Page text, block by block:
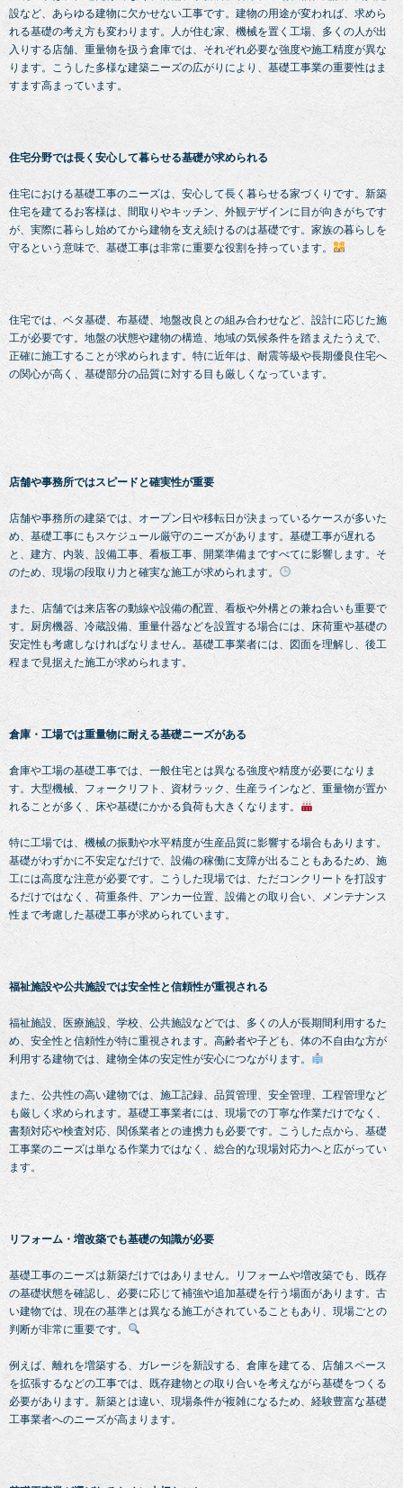
設など、あらゆる建物に欠かせない工事です。建物の用途が変われば、求めら
れる基礎の考え方も変わります。人が住む家、機械を置く工場、多くの人が出
入りする店舗、重量物を扱う倉庫では、それぞれ必要な強度や施工精度が異な
ります。こうした多様な建築ニーズの広がりにより、基礎工事業の重要性はま
すます高まっています。
住宅分野では長く安心して暮らせる基礎が求められる
住宅における基礎工事のニーズは、安心して長く暮らせる家づくりです。新築
住宅を建てるお客様は、間取りやキッチン、外観デザインに目が向きがちです
が、実際に暮らし始めてから建物を支え続けるのは基礎です。家族の暮らしを
守るという意味で、基礎工事は非常に重要な役割を持っています。
住宅では、ベタ基礎、布基礎、地盤改良との組み合わせなど、設計に応じた施
工が必要です。地盤の状態や建物の構造、地域の気候条件を踏まえたうえで、
正確に施工することが求められます。特に近年は、耐震等級や長期優良住宅へ
の関心が高く、基礎部分の品質に対する目も厳しくなっています。
店舗や事務所ではスピードと確実性が重要
店舗や事務所の建築では、オープン日や移転日が決まっているケースが多いた
め、基礎工事にもスケジュール厳守のニーズがあります。基礎工事が遅れる
と、建方、内装、設備工事、看板工事、開業準備まですべてに影響します。そ
のため、現場の段取り力と確実な施工が求められます。
また、店舗では来店客の動線や設備の配置、看板や外構との兼ね合いも重要で
す。厨房機器、冷蔵設備、重量什器などを設置する場合には、床荷重や基礎の
安定性も考慮しなければなりません。基礎工事業者には、図面を理解し、後工
程まで見据えた施工が求められます。
倉庫・工場では重量物に耐える基礎ニーズがある
倉庫や工場の基礎工事では、一般住宅とは異なる強度や精度が必要になりま
す。大型機械、フォークリフト、資材ラック、生産ラインなど、重量物が置か
れることが多く、床や基礎にかかる負荷も大きくなります。
特に工場では、機械の振動や水平精度が生産品質に影響する場合もあります。
基礎がわずかに不安定なだけで、設備の稼働に支障が出ることもあるため、施
工には高度な注意が必要です。こうした現場では、ただコンクリートを打設す
るだけではなく、荷重条件、アンカー位置、設備との取り合い、メンテナンス
性まで考慮した基礎工事が求められています。
福祉施設や公共施設では安全性と信頼性が重視される
福祉施設、医療施設、学校、公共施設などでは、多くの人が長期間利用するた
め、安全性と信頼性が特に重視されます。高齢者や子ども、体の不自由な方が
利用する建物では、建物全体の安定性が安心につながります。
また、公共性の高い建物では、施工記録、品質管理、安全管理、工程管理など
も厳しく求められます。基礎工事業者には、現場での丁寧な作業だけでなく、
書類対応や検査対応、関係業者との連携力も必要です。こうした点から、基礎
工事業のニーズは単なる作業力ではなく、総合的な現場対応力へと広がってい
ます。
リフォーム・増改築でも基礎の知識が必要
基礎工事のニーズは新築だけではありません。リフォームや増改築でも、既存
の基礎状態を確認し、必要に応じて補強や追加基礎を行う場面があります。古
い建物では、現在の基準とは異なる施工がされていることもあり、現場ごとの
判断が非常に重要です。
例えば、離れを増築する、ガレージを新設する、倉庫を建てる、店舗スペース
を拡張するなどの工事では、既存建物との取り合いを考えながら基礎をつくる
必要があります。新築とは違い、現場条件が複雑になるため、経験豊富な基礎
工事業者へのニーズが高まります。